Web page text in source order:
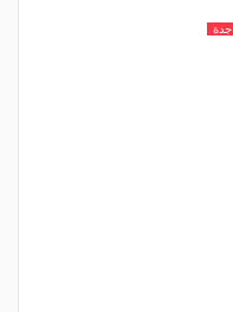
جدة